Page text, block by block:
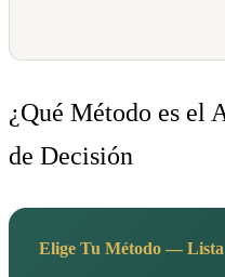
¿Qué Método es el
de Decisión
Elige Tu Método —